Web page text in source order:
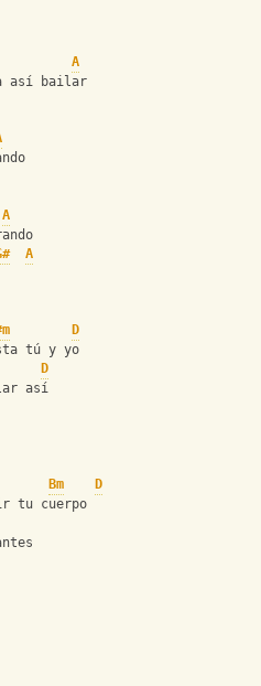
A
para así bailar
A
A
D
tú y yo
D
así
Bm
D
tu cuerpo
antes